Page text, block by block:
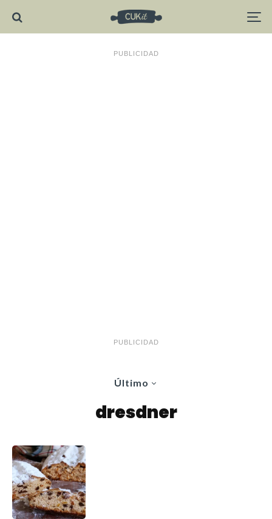
PUBLICIDAD
PUBLICIDAD
Último
dresdner